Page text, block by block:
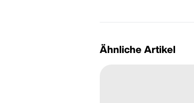
Ähnliche Artikel